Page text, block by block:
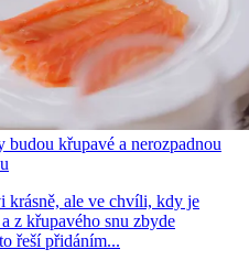
křupavé a nerozpadnou
krásně, ale ve chvíli, kdy je
z křupavého snu zbyde
řeší přidáním...